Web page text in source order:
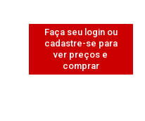
Faça seu login ou
cadastre-se para
ver preços e
comprar